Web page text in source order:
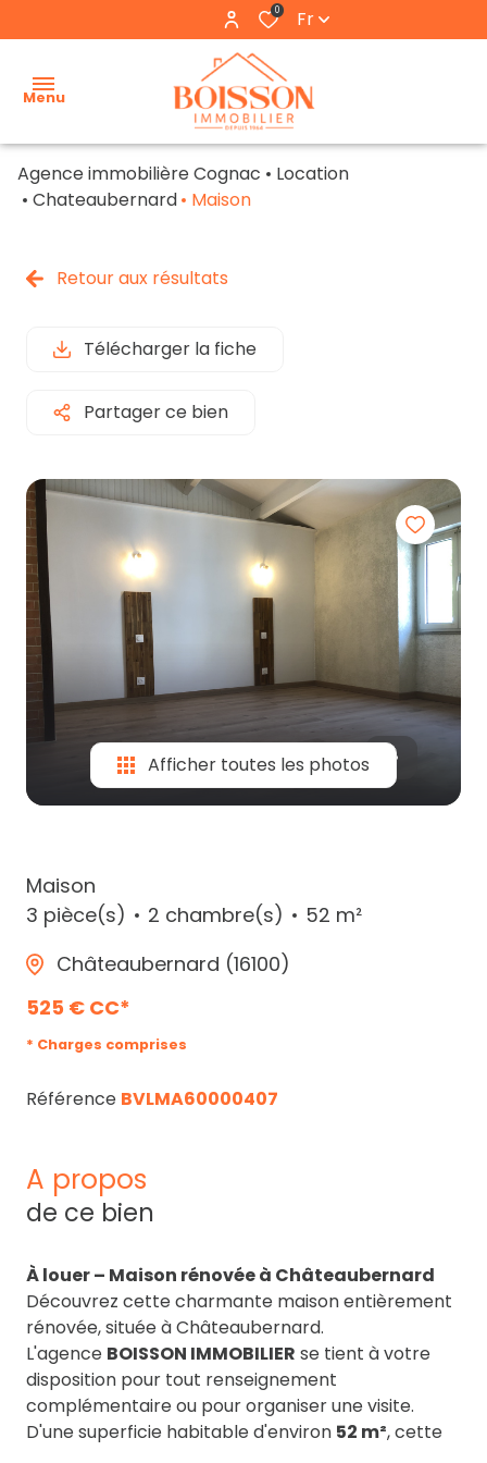
0 Fr
Menu
accueil
nos
locations
partenaires
contactez-
nous
Agence immobilière Cognac
Location
Chateaubernard
Maison
Retour aux résultats
Télécharger la fiche
Partager ce bien
Afficher toutes les photos
Maison
3 pièce(s)
2 chambre(s)
52 m²
Châteaubernard (16100)
525 € CC*
* Charges comprises
Référence BVLMA60000407
a propos
de ce bien
À louer – Maison rénovée à Châteaubernard
Découvrez cette charmante maison entièrement
rénovée, située à Châteaubernard.
L'agence BOISSON IMMOBILIER se tient à votre
disposition pour tout renseignement
complémentaire ou pour organiser une visite.
D'une superficie habitable d'environ 52 m², cette